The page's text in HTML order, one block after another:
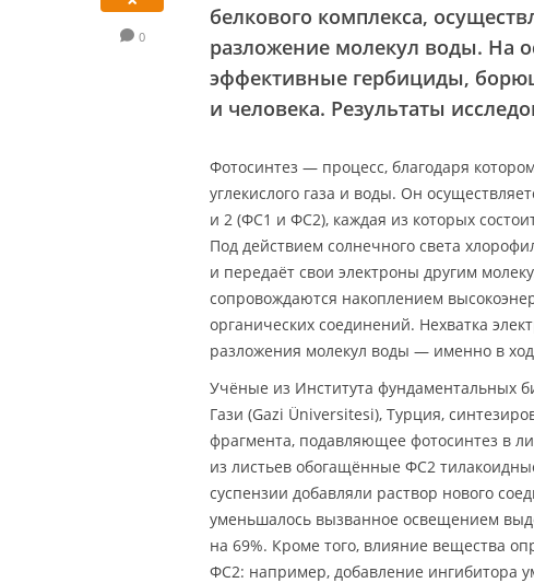
0
белкового комплекса,
разложение молекул воды. На
эффективные гербициды,
и человека. Результаты
Фотосинтез — процесс, благодаря
углекислого газа и воды. Он
и 2 (ФС1 и ФС2), каждая из которых
Под действием солнечного света
и передаёт свои электроны другим
сопровождаются накоплением
органических соединений. Нехватка
разложения молекул воды — именно в
Учёные из Института фундаментальных
Гази (Gazi Üniversitesi), Турция,
фрагмента, подавляющее фотосинтез в
из листьев обогащённые ФС2
суспензии добавляли раствор нового
уменьшалось вызванное освещением
на 69%. Кроме того, влияние вещества
ФС2: например, добавление ингибитора